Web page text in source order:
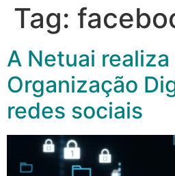
Tag:
A Netuai realiza
Organização
redes sociais